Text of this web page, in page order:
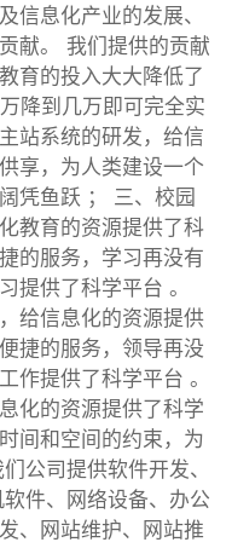
信息化产业的发展、
献。 我们提供的贡献
育的投入大大降低了
降到几万即可完全实
站系统的研发，给信
享，为人类建设一个
凭鱼跃 ； 三、校园
教育的资源提供了科
的服务，学习再没有
提供了科学平台 。
给信息化的资源提供
捷的服务，领导再没
作提供了科学平台 。
化的资源提供了科学
间和空间的约束，为
公司提供软件开发、
件、网络设备、办公
、网站维护、网站推